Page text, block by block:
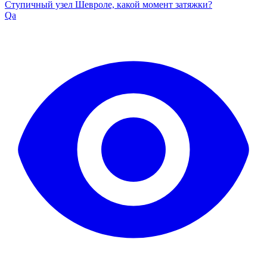
Ступичный узел Шевроле, какой момент затяжки?
Qa